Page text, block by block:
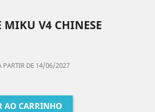
MIKU V4 CHINESE
PARTIR DE 14/06/2027
AO CARRINHO